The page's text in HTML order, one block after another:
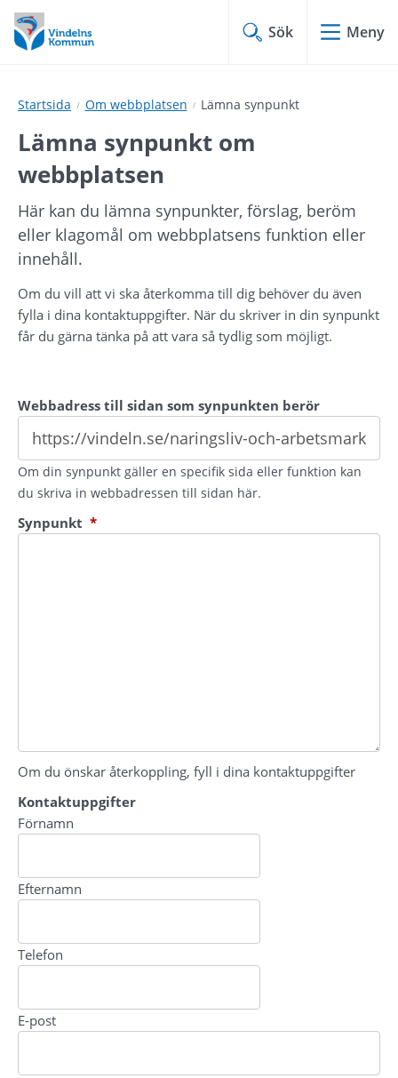
Hoppa
till
innehåll
Hoppa
till
undermeny
Sök Meny
Startsida Om webbplatsen Lämna synpunkt
Lämna synpunkt om
webbplatsen
Här kan du lämna synpunkter, förslag, beröm
eller klagomål om webbplatsens funktion eller
innehåll.
Om du vill att vi ska återkomma till dig behöver du även
fylla i dina kontaktuppgifter. När du skriver in din synpunkt
får du gärna tänka på att vara så tydlig som möjligt.
Webbadress till sidan som synpunkten berör
Om din synpunkt gäller en specifik sida eller funktion kan
du skriva in webbadressen till sidan här.
Synpunkt *(obligatorisk)
Om du önskar återkoppling, fyll i dina kontaktuppgifter
Kontaktuppgifter
Kontaktuppgifter
Förnamn
Efternamn
Telefon
E-post